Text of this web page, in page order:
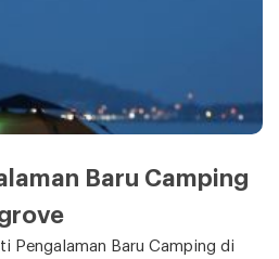
Baru Camping
Pengalaman Baru Camping di